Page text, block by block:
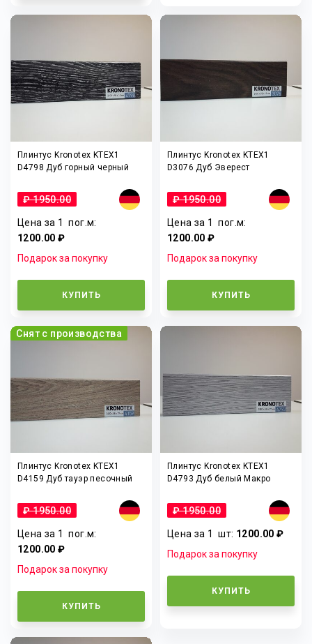
Плинтус Kronotex KTEX1
D4798 Дуб горный черный
₽ 1950.00
Цена за 1пог.м:
1200.00 ₽
Подарок за покупку
КУПИТЬ
Плинтус Kronotex KTEX1
D3076 Дуб Эверест
₽ 1950.00
Цена за 1пог.м:
1200.00 ₽
Подарок за покупку
КУПИТЬ
Снят с производства
Плинтус Kronotex KTEX1
D4159 Дуб тауэр песочный
₽ 1950.00
Цена за 1пог.м:
1200.00 ₽
Подарок за покупку
КУПИТЬ
Плинтус Kronotex KTEX1
D4793 Дуб белый Макро
₽ 1950.00
Цена за 1шт: 1200.00 ₽
Подарок за покупку
КУПИТЬ